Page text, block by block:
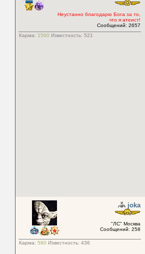
Неустанно благодарю Бога за то,
что я атеист!
Сообщений: 2657
Карма: 1560 Известность: 521
joka
"ЛС" Москва
Сообщений: 258
Карма: 580 Известность: 436